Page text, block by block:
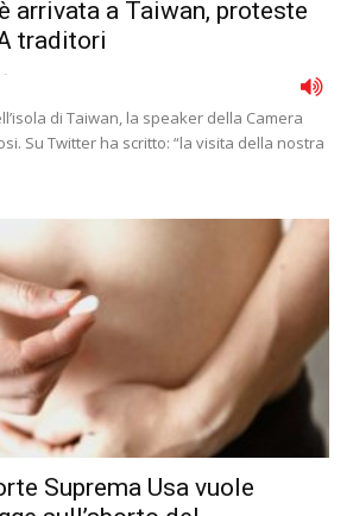
arrivata a Taiwan, proteste
traditori
-
di Taiwan, la speaker della Camera
Su Twitter ha scritto: “la visita della nostra
Suprema Usa vuole